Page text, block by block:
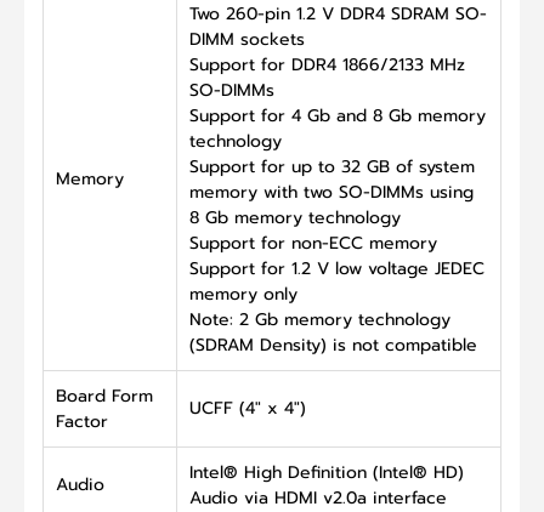
Memory
Two 260-pin 1.2 V DDR4 SDRAM SO-
DIMM sockets
Support for DDR4 1866/2133 MHz
SO-DIMMs
Support for 4 Gb and 8 Gb memory
technology
Support for up to 32 GB of system
memory with two SO-DIMMs using
8 Gb memory technology
Support for non-ECC memory
Support for 1.2 V low voltage JEDEC
memory only
Note: 2 Gb memory technology
(SDRAM Density) is not compatible
Board Form
Factor
UCFF (4" x 4")
Audio
Intel® High Definition (Intel® HD)
Audio via HDMI v2.0a interface